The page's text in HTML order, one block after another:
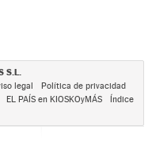
S.L.
legal
Política de privacidad
EL PAÍS en KIOSKOyMÁS
Índice